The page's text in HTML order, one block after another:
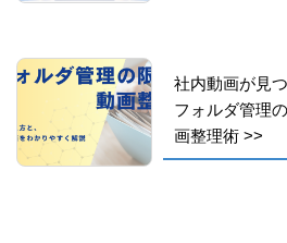
社内動画が見
フォルダ管理
画整理術>>